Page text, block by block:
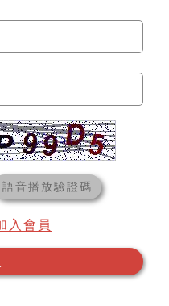
語音播放驗證碼
入會員